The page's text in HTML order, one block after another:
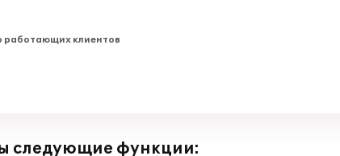
работающих клиентов
следующие функции: